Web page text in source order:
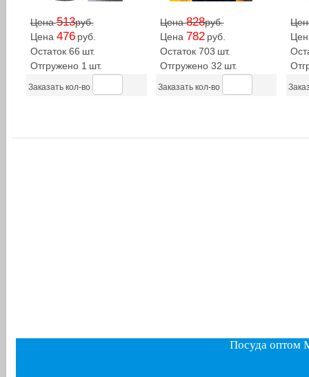
Цена513руб.
Цена 476 руб.
Остаток 66 шт.
Отгружено 1 шт.
Заказать кол-во
Цена828руб.
Цена 782 руб.
Остаток 703 шт.
Отгружено 32 шт.
Заказать кол-во
Посуда оптом